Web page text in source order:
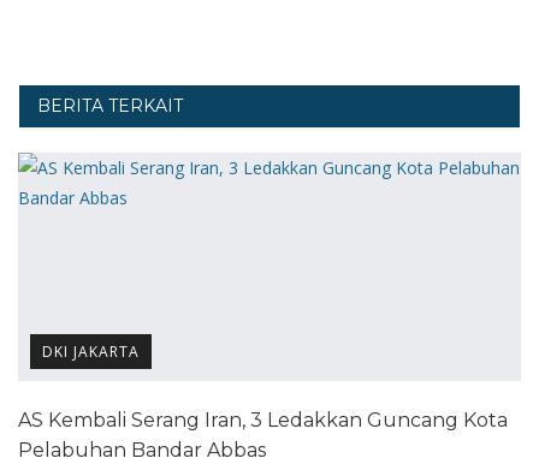
BERITA TERKAIT
DKI JAKARTA
AS Kembali Serang Iran, 3 Ledakkan Guncang Kota
Pelabuhan Bandar Abbas